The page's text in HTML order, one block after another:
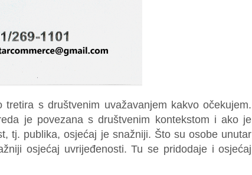
s društvenim uvažavanjem kakvo očekujem.
je povezana s društvenim kontekstom i ako je
tj. publika, osjećaj je snažniji. Što su osobe unutar
osjećaj uvrijeđenosti. Tu se pridodaje i osjećaj